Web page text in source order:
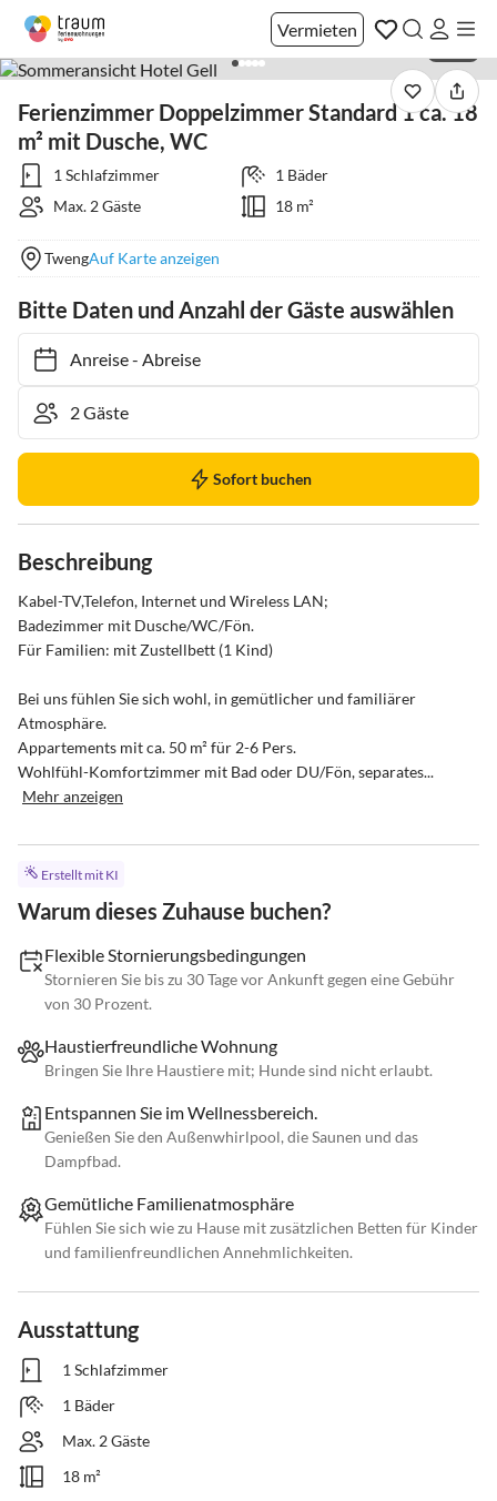
Vermieten
Ferienzimmer Doppelzimmer Standard 1 ca. 18
m² mit Dusche, WC
1 Schlafzimmer
1 Bäder
Max. 2 Gäste
18 m²
TwengAuf Karte anzeigen
Bitte Daten und Anzahl der Gäste auswählen
Anreise- Abreise
Sofort buchen
Beschreibung
Kabel-TV,Telefon, Internet und Wireless LAN;
Badezimmer mit Dusche/WC/Fön.
Für Familien: mit Zustellbett (1 Kind)
Bei uns fühlen Sie sich wohl, in gemütlicher und familiärer
Atmosphäre.
Appartements mit ca. 50 m² für 2-6 Pers.
Wohlfühl-Komfortzimmer mit Bad oder DU/Fön, separates...
Mehr anzeigen
Erstellt mit KI
Warum dieses Zuhause buchen?
Flexible Stornierungsbedingungen
Stornieren Sie bis zu 30 Tage vor Ankunft gegen eine Gebühr
von 30 Prozent.
Haustierfreundliche Wohnung
Bringen Sie Ihre Haustiere mit; Hunde sind nicht erlaubt.
Entspannen Sie im Wellnessbereich.
Genießen Sie den Außenwhirlpool, die Saunen und das
Dampfbad.
Gemütliche Familienatmosphäre
Fühlen Sie sich wie zu Hause mit zusätzlichen Betten für Kinder
und familienfreundlichen Annehmlichkeiten.
Ausstattung
1 Schlafzimmer
1 Bäder
Max. 2 Gäste
18 m²